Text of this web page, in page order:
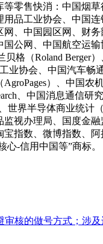
零售快消：中国烟
品工业协会、中国
、中国园区网、财
公网、中国航空运
贝格（Roland Berger
业协会、中国汽车畅
）、中国
、中国消息通信
世界半导体商业统计
监视办理局、国度金
指数、微博指数、
-信用中国等”商标。
核的做号方式；涉及